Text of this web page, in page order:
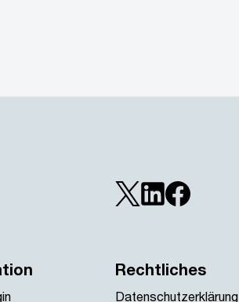
Rechtliches
Datenschutzerklärung